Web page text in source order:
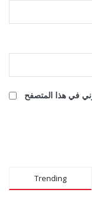
في هذا المتصفح
Trending